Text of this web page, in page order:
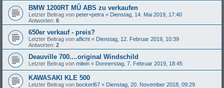
BMW 1200RT MÜ ABS zu verkaufen
Letzter Beitrag von peter+petra « Dienstag, 14. Mai 2019, 17:40
Antworten: 6
650er verkauf - preis?
Letzter Beitrag von aflicht « Dienstag, 12. Februar 2019, 10:39
Antworten: 2
Deauville 700....original Windschild
Letzter Beitrag von milein « Donnerstag, 7. Februar 2019, 18:45
KAWASAKI KLE 500
Letzter Beitrag von bockerl67 « Dienstag, 20. November 2018, 09:29